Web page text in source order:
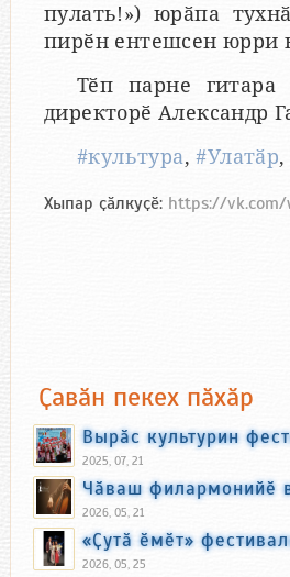
пулать!») юрӑпа
пирӗн ентешсен юрри
Тӗп парне гитара
директорӗ Александр
#культура,#Улатӑр
Хыпар ҫӑлкуҫӗ: https://vk.com/
Ҫавӑн пекех пӑхӑр
Вырӑс культурин
2025, 07, 21
Чӑваш филармонийӗ
2026, 05, 21
«Ҫутӑ ӗмӗт»
2026, 05, 25